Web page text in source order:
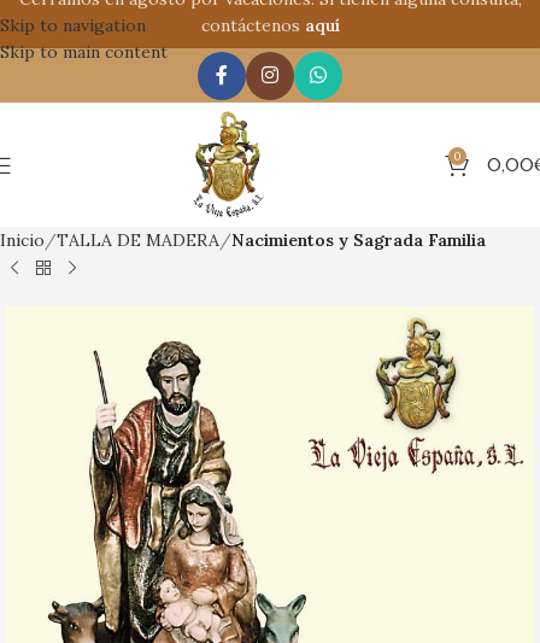
Skip to navigation
Skip to main content
0 0,00
Inicio TALLA DE MADERA Nacimientos y Sagrada Familia
contáctenos aquí